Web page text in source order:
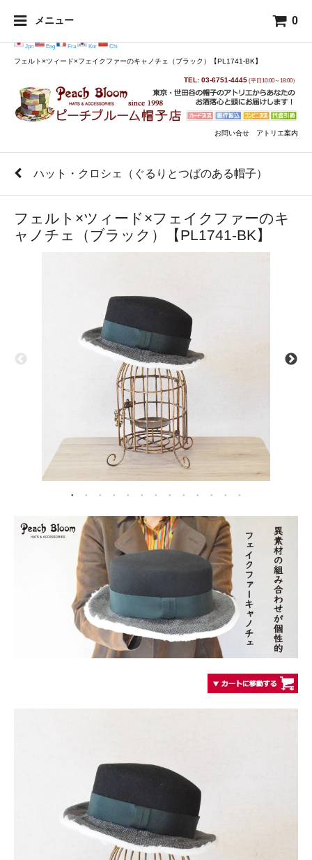
メニュー 0
Jpn Eng Fra Kor Chi
フェルト×ツィード×フェイクファーのキャノチェ（ブラック）【PL1741-BK】
TEL: 03-6751-4445 (平日10:00～18:00）
お問い合せ アトリエ案内
ハット・クロシェ（ぐるりとつばのある帽子）
フェルト×ツィード×フェイクファーのキ
ャノチェ（ブラック）【PL1741-BK】